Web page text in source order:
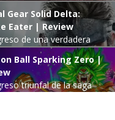
Gear Solid Delta:
Eater | Review
de una verdadera
Ball Sparking Zero |
triunfal de la saga